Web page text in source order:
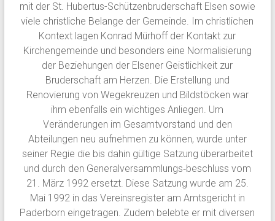
mit der St. Hubertus-Schützenbruderschaft Elsen sowie
viele christliche Belange der Gemeinde. Im christlichen
Kontext lagen Konrad Mürhoff der Kontakt zur
Kirchengemeinde und besonders eine Normalisierung
der Beziehungen der Elsener Geistlichkeit zur
Bruderschaft am Herzen. Die Erstellung und
Renovierung von Wegekreuzen und Bildstöcken war
ihm ebenfalls ein wichtiges Anliegen. Um
Veränderungen im Gesamtvorstand und den
Abteilungen neu aufnehmen zu können, wurde unter
seiner Regie die bis dahin gültige Satzung überarbeitet
und durch den Generalversammlungs‐beschluss vom
21. März 1992 ersetzt. Diese Satzung wurde am 25.
Mai 1992 in das Vereinsregister am Amtsgericht in
Paderborn eingetragen. Zudem belebte er mit diversen